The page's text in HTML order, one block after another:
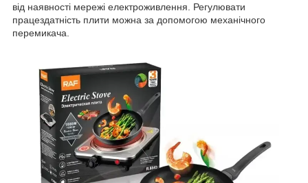
від наявності мережі електроживлення. Регулювати
працездатність плити можна за допомогою механічного
перемикача.